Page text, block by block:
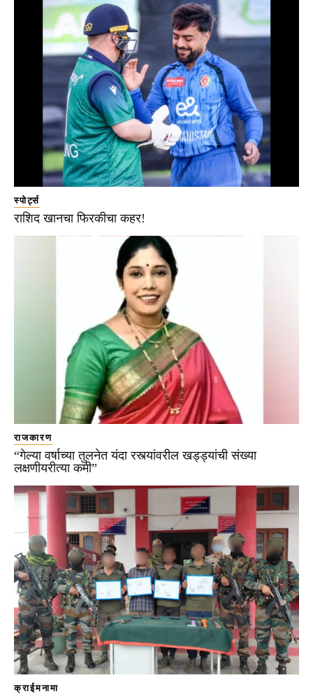
स्पोर्ट्स
राशिद खानचा फिरकीचा कहर!
राजकारण
“गेल्या वर्षाच्या तुलनेत यंदा रस्त्यांवरील खड्ड्यांची संख्या
लक्षणीयरीत्या कमी”
क्राईमनामा